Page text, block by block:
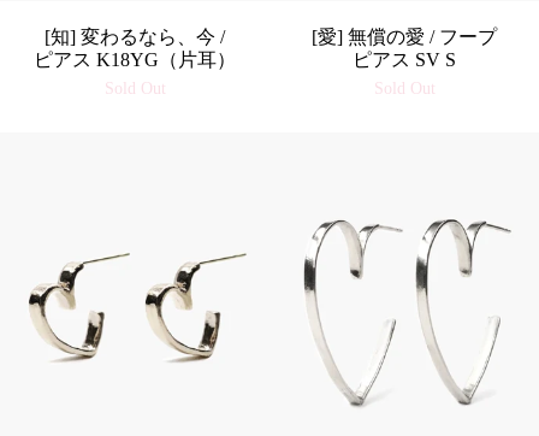
[知] 変わるなら、今 /
ピアス K18YG（片耳）
Sold Out
[愛] 無償の愛 / フープ
ピアス SV S
Sold Out